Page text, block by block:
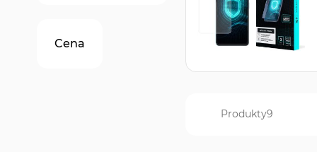
Produkty9
Cena